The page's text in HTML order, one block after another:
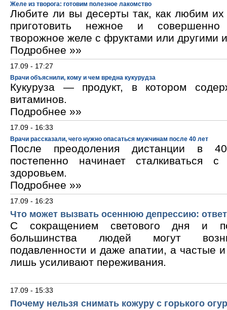
Желе из творога: готовим полезное лакомство
Любите ли вы десерты так, как любим
приготовить нежное и
творожное желе с фруктами или другими
Подробнее »»
17.09 - 17:27
Врачи объяснили, кому и чем вредна кукурудза
Кукуруза — продукт, в котором
витаминов.
Подробнее »»
17.09 - 16:33
Врачи рассказали, чего нужно опасаться мужчинам после 40 лет
После преодоления дистанции в
постепенно начинает сталкиваться
здоровьем.
Подробнее »»
17.09 - 16:23
Что может вызвать осеннюю депрессию:
С сокращением светового дня и
большинства людей могут
подавленности и даже апатии, а частые
лишь усиливают переживания.
17.09 - 15:33
Почему нельзя снимать кожуру с горького